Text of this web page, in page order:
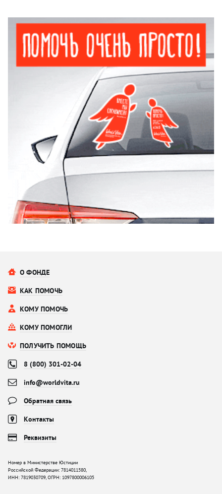
О ФОНДЕ
КАК ПОМОЧЬ
КОМУ ПОМОЧЬ
КОМУ ПОМОГЛИ
ПОЛУЧИТЬ ПОМОЩЬ
8 (800) 301-02-04
info@worldvita.ru
Обратная связь
Контакты
Реквизиты
Номер в Министерстве Юстиции
Российской Федерации: 7814011580,
ИНН: 7819030709, ОГРН: 1097800006105